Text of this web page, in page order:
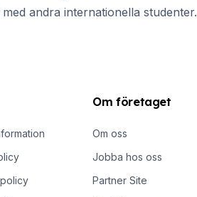
andra internationella studenter.
Om företaget
Om oss
Jobba hos oss
Partner Site